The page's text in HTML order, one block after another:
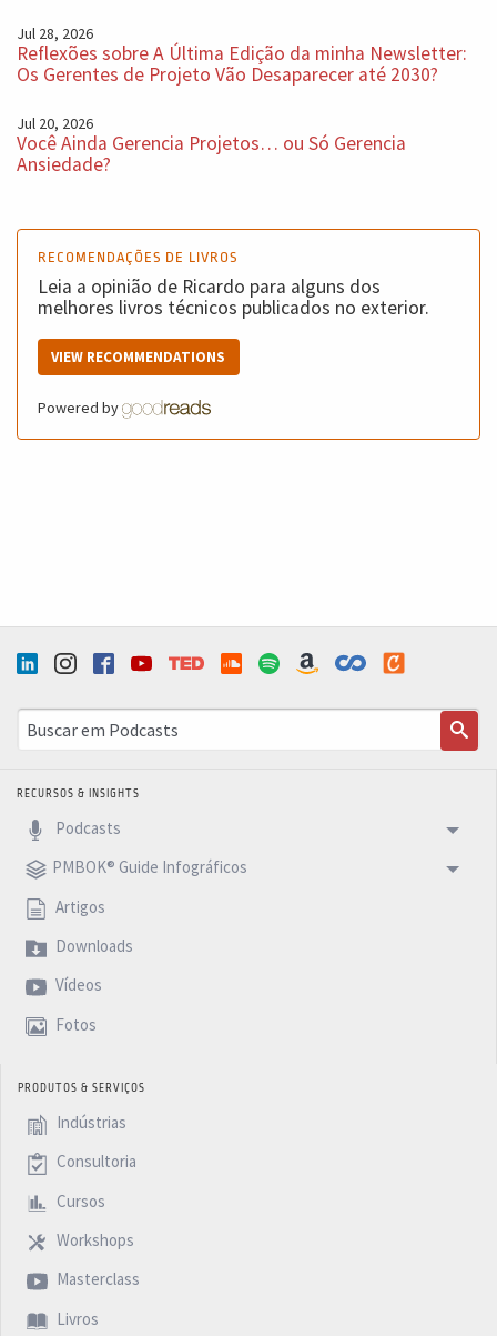
Jul 28, 2026
Reflexões sobre A Última Edição da minha Newsletter:
Os Gerentes de Projeto Vão Desaparecer até 2030?
Jul 20, 2026
Você Ainda Gerencia Projetos… ou Só Gerencia
Ansiedade?
RECOMENDAÇÕES DE LIVROS
Leia a opinião de Ricardo para alguns dos
melhores livros técnicos publicados no exterior.
VIEW RECOMMENDATIONS
Powered by
RECURSOS & INSIGHTS
Podcasts
PMBOK® Guide Infográficos
Artigos
Downloads
Vídeos
Fotos
PRODUTOS & SERVIÇOS
Indústrias
Consultoria
Cursos
Workshops
Masterclass
Livros